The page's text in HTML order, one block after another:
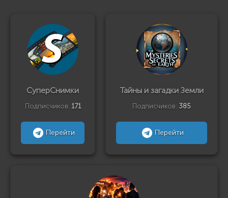
СуперСнимки
Подписчиков: 171
Перейти
Тайны и загадки Земли
Подписчиков: 385
Перейти